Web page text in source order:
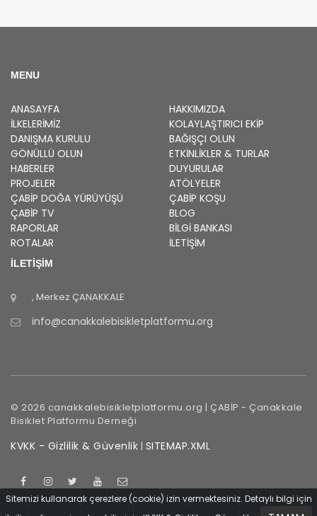
MENU
ANASAYFA
HAKKIMIZDA
İLKELERIMIZ
KOLAYLAŞTIRICI EKIP
DANIŞMA KURULU
BAĞIŞÇI OLUN
GÖNÜLLÜ OLUN
ETKINLIKLER & TURLAR
HABERLER
DUYURULAR
PROJELER
ATÖLYELER
ÇABİP DOĞA YÜRÜYÜŞÜ ÇABİP KOŞU
ÇABİP TV
BLOG
RAPORLAR
BILGI BANKASI
ROTALAR
İLETİŞİM
İLETİŞİM
, Merkez ÇANAKKALE
info@canakkalebisikletplatformu.org
© 2026 canakkalebisikletplatformu.org | ÇABİP - Çanakkale
Bisiklet Platformu Derneği
KVKK - Gizlilik & Güvenlik | SITEMAP.XML
Çanakkale İçinde
Sitemizi kullanarak çerezlere (cookie) izin vermektesiniz. Detaylı bilgi için